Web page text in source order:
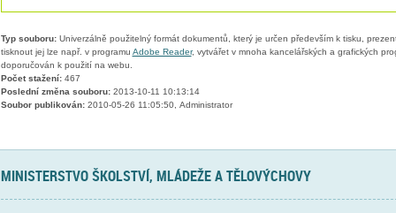
Typ souboru:Univerzálně použitelný formát dokumentů, který je určen především k tisku,
tisknout jej lze např. v programu Adobe Reader, vytvářet v mnoha kancelářských a grafických
doporučován k použití na webu.
Počet stažení:467
Poslední změna souboru:2013-10-11 10:13:14
Soubor publikován:2010-05-26 11:05:50, Administrator
MINISTERSTVO ŠKOLSTVÍ, MLÁDEŽE A TĚLOVÝCHOVY